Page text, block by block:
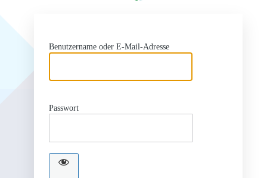
Benutzername oder E-Mail-Adresse
Passwort